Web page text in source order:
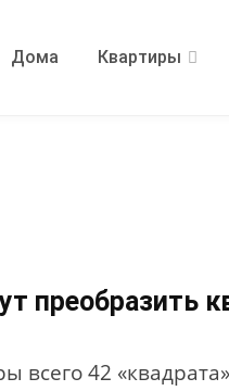
Дома Квартиры
всего 42